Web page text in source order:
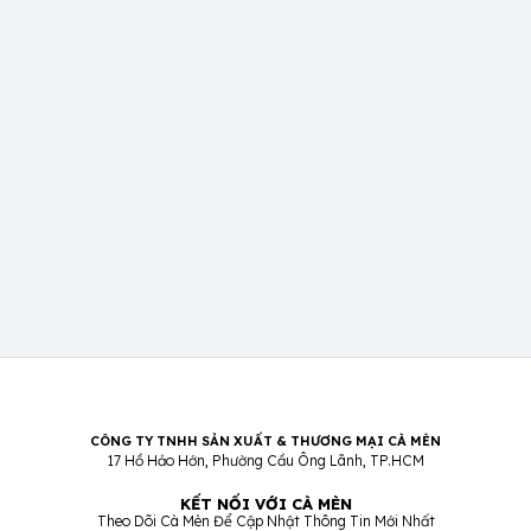
CÔNG TY TNHH SẢN XUẤT & THƯƠNG MẠI CÀ MÈN
17 Hồ Hảo Hớn, Phường Cầu Ông Lãnh, TP.HCM
KẾT NỐI VỚI CÀ MÈN
Theo Dõi Cà Mèn Để Cập Nhật Thông Tin Mới Nhất